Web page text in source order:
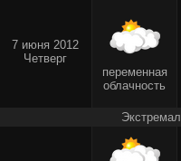
7 июня 2012
Четверг
переменная
облачность